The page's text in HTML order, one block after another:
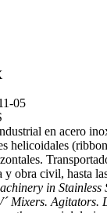
05
en acero
helicoidales
obra civil, hasta
in
Mixers.